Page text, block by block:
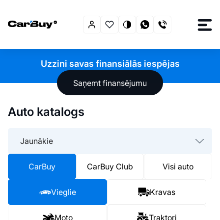
Uzzini savas finansiālās iespējas
Saņemt finansējumu
Auto katalogs
Jaunākie
CarBuy CarBuy Club Visi auto
Vieglie Kravas
Moto Traktori